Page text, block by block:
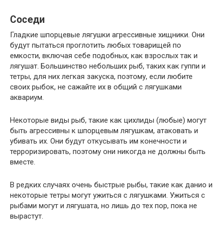
Соседи
Гладкие шпорцевые лягушки агрессивные хищники. Они
будут пытаться проглотить любых товарищей по
емкости, включая себе подобных, как взрослых так и
лягушат. Большинство небольших рыб, таких как гуппи и
тетры, для них легкая закуска, поэтому, если любите
своих рыбок, не сажайте их в общий с лягушками
аквариум.
Некоторые виды рыб, такие как цихлиды (любые) могут
быть агрессивны к шпорцевым лягушкам, атаковать и
убивать их. Они будут откусывать им конечности и
терроризировать, поэтому они никогда не должны быть
вместе.
В редких случаях очень быстрые рыбы, такие как данио и
некоторые тетры могут ужиться с лягушками. Ужиться с
рыбами могут и лягушата, но лишь до тех пор, пока не
вырастут.